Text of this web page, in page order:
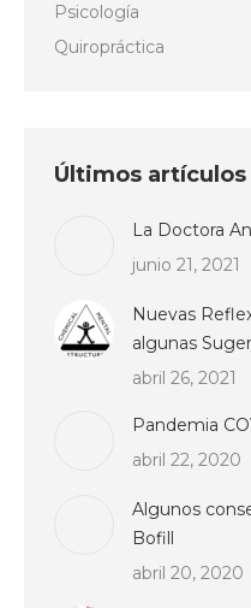
Psicología
Quiropráctica
Últimos artículos
La Doctora
junio 21, 2021
Nuevas
algunas
abril 26, 2021
Pandemia
abril 22, 2020
Algunos
Bofill
abril 20, 2020